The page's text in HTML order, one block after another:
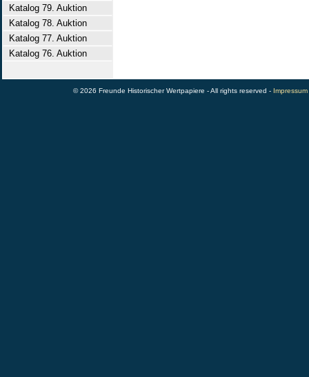
Katalog 79. Auktion
Katalog 78. Auktion
Katalog 77. Auktion
Katalog 76. Auktion
© 2026 Freunde Historischer Wertpapiere - All rights reserved - Impressum